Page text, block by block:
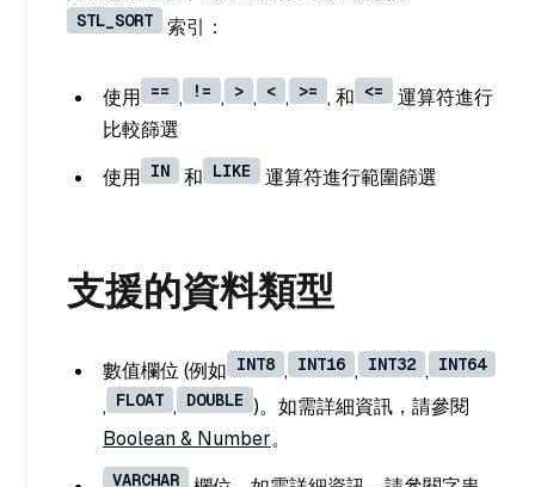
STL_SORT 索引：
使用 == , != , > , < , >= , 和 <=
運算符進行
比較篩選
使用 IN 和 LIKE 運算符進行範圍篩選
支援的資料類型
數值欄位 (例如 INT8 , INT16 , INT32 , INT64
, FLOAT , DOUBLE )。如需詳細資訊，請參閱
Boolean & Number。
VARCHAR